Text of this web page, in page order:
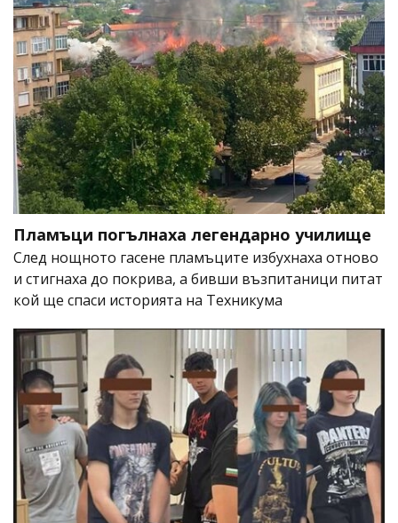
Пламъци погълнаха легендарно училище
След нощното гасене пламъците избухнаха отново
и стигнаха до покрива, а бивши възпитаници питат
кой ще спаси историята на Техникума